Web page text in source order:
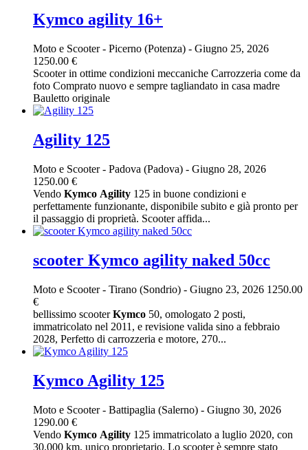
Kymco agility 16+
Moto e Scooter- Picerno (Potenza) - Giugno 25, 2026
1250.00 €
Scooter in ottime condizioni meccaniche Carrozzeria come da
foto Comprato nuovo e sempre tagliandato in casa madre
Bauletto originale
Agility 125
Moto e Scooter- Padova (Padova) - Giugno 28, 2026
1250.00 €
Vendo Kymco Agility 125 in buone condizioni e
perfettamente funzionante, disponibile subito e già pronto per
il passaggio di proprietà. Scooter affida...
scooter Kymco agility naked 50cc
Moto e Scooter- Tirano (Sondrio) - Giugno 23, 2026 1250.00
€
bellissimo scooterKymco 50, omologato 2 posti,
immatricolato nel 2011, e revisione valida sino a febbraio
2028, Perfetto di carrozzeria e motore, 270...
Kymco Agility 125
Moto e Scooter- Battipaglia (Salerno) - Giugno 30, 2026
1290.00 €
Vendo Kymco Agility 125 immatricolato a luglio 2020, con
30.000 km, unico proprietario. Lo scooter è sempre stato